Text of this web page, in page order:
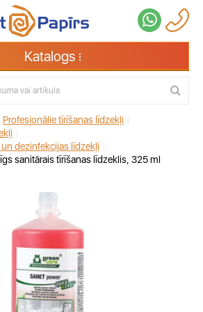
Katalogs
Profesionālie tīrīšanas līdzekļi
dezinfekcijas līdzekļi
sanitārais tīrīšanas līdzeklis, 325 ml